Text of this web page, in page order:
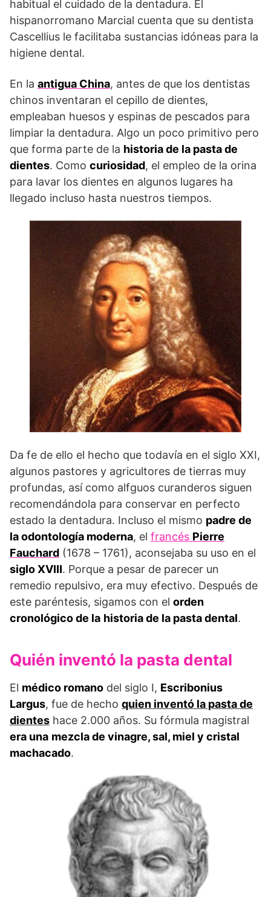
habitual el cuidado de la dentadura. El
hispanorromano Marcial cuenta que su dentista
Cascellius le facilitaba sustancias idóneas para la
higiene dental.
En la antigua China, antes de que los dentistas
chinos inventaran el cepillo de dientes,
empleaban huesos y espinas de pescados para
limpiar la dentadura. Algo un poco primitivo pero
que forma parte de la historia de la pasta de
dientes. Como curiosidad, el empleo de la orina
para lavar los dientes en algunos lugares ha
llegado incluso hasta nuestros tiempos.
Da fe de ello el hecho que todavía en el siglo XXI,
algunos pastores y agricultores de tierras muy
profundas, así como alfguos curanderos siguen
recomendándola para conservar en perfecto
estado la dentadura. Incluso el mismo padre de
la odontología moderna, el francés Pierre
Fauchard (1678 – 1761), aconsejaba su uso en el
siglo XVIII. Porque a pesar de parecer un
remedio repulsivo, era muy efectivo. Después de
este paréntesis, sigamos con el orden
cronológico de la historia de la pasta dental.
Quién inventó la pasta dental
El médico romano del siglo I, Escribonius
Largus, fue de hecho quien inventó la pasta de
dientes hace 2.000 años. Su fórmula magistral
era una mezcla de vinagre, sal, miel y cristal
machacado.